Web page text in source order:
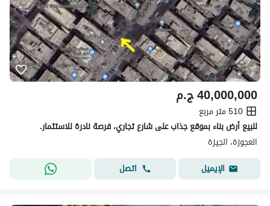
ج.م40,000,000
510 متر مربع
للبيع أرض بناء بموقع جذاب على شارع تجاري، فرصة نادرة للاستثمار.
العجوزة، الجيزة
الإيميل
اتصل